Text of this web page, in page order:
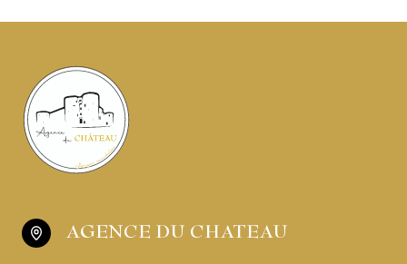
AGENCE DU CHATEAU